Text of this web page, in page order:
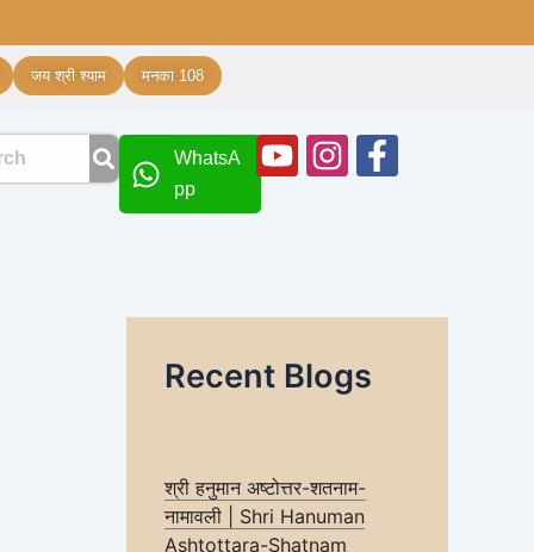
जय श्री श्याम मनका 108
WhatsA
pp
Youtube
Instagram
f
Recent Blogs
श्री हनुमान अष्टोत्तर-शतनाम-
नामावली | Shri Hanuman
Ashtottara-Shatnam